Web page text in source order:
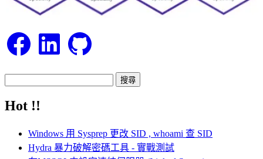
FacebookLinkedIn GitHub
關
Hot !!
Windows 用 Sysprep 更改 SID , whoami 查 SID
Hydra 暴力破解密碼工具 - 實戰測試